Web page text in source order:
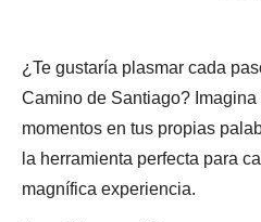
¿Te gustaría plasmar cada
Camino de Santiago?
momentos en tus propias
la herramienta perfecta para
magnífica experiencia.